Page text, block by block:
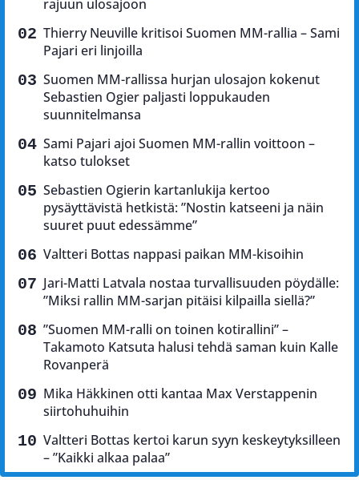
rajuun ulosajoon
Thierry Neuville kritisoi Suomen MM-rallia – Sami
Pajari eri linjoilla
Suomen MM-rallissa hurjan ulosajon kokenut
Sebastien Ogier paljasti loppukauden
suunnitelmansa
Sami Pajari ajoi Suomen MM-rallin voittoon –
katso tulokset
Sebastien Ogierin kartanlukija kertoo
pysäyttävistä hetkistä: ”Nostin katseeni ja näin
suuret puut edessämme”
Valtteri Bottas nappasi paikan MM-kisoihin
Jari-Matti Latvala nostaa turvallisuuden pöydälle:
”Miksi rallin MM-sarjan pitäisi kilpailla siellä?”
”Suomen MM-ralli on toinen kotirallini” –
Takamoto Katsuta halusi tehdä saman kuin Kalle
Rovanperä
Mika Häkkinen otti kantaa Max Verstappenin
siirtohuhuihin
Valtteri Bottas kertoi karun syyn keskeytyksilleen
– ”Kaikki alkaa palaa”